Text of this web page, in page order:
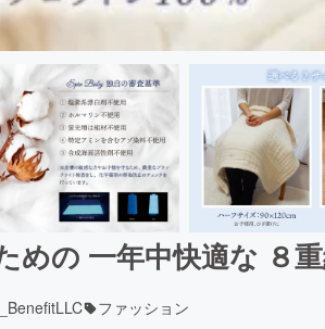
めの 一年中快適な ８
ファッション